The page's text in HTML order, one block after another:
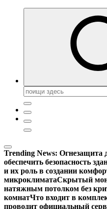
Поиск:
Trending News: Огнезащита
обеспечить безопасность
и их роль в создании
микроклиматаСкрытый
натяжным потолком без
комнатЧто входит в
проводит официальный